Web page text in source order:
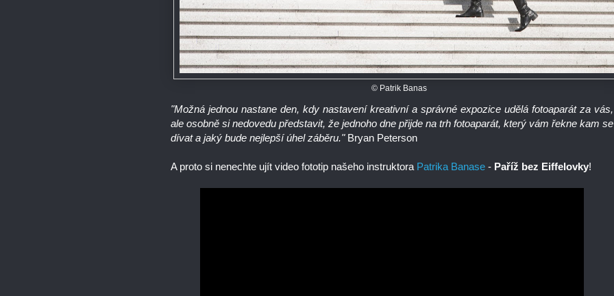
© Patrik Banas
"Možná jednou nastane den, kdy nastavení kreativní a správné expozice udělá fotoaparát za vás,
ale osobně si nedovedu představit, že jednoho dne přijde na trh fotoaparát, který vám řekne kam se
dívat a jaký bude nejlepší úhel záběru." Bryan Peterson
A proto si nenechte ujít video fototip našeho instruktora Patrika Banase - Paříž bez Eiffelovky!